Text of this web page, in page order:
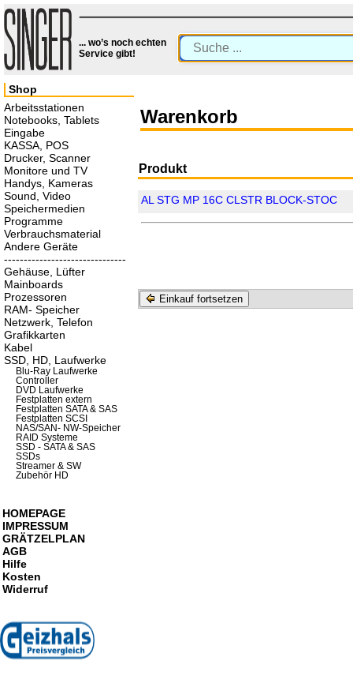
... wo’s noch echten
Service gibt!
Warenkorb
Produkt
AL STG MP 16C CLSTR BLOCK-STOC
Einkauf fortsetzen
Shop
Arbeitsstationen
Notebooks, Tablets
Eingabe
KASSA, POS
Drucker, Scanner
Monitore und TV
Handys, Kameras
Sound, Video
Speichermedien
Programme
Verbrauchsmaterial
Andere Geräte
-------------------------------
Gehäuse, Lüfter
Mainboards
Prozessoren
RAM- Speicher
Netzwerk, Telefon
Grafikkarten
Kabel
SSD, HD, Laufwerke
Blu-Ray Laufwerke
Controller
DVD Laufwerke
Festplatten extern
Festplatten SATA & SAS
Festplatten SCSI
NAS/SAN- NW-Speicher
RAID Systeme
SSD - SATA & SAS
SSDs
Streamer & SW
Zubehör HD
HOMEPAGE
IMPRESSUM
GRÄTZELPLAN
AGB
Hilfe
Kosten
Widerruf